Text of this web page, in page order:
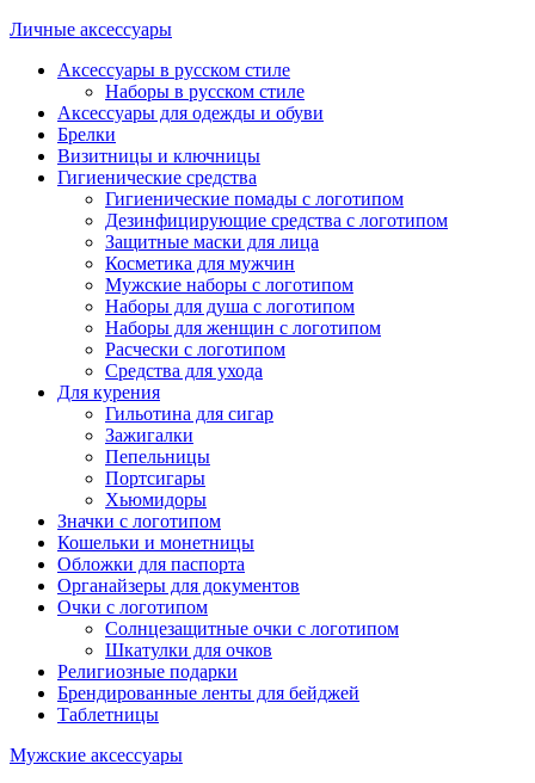
Личные аксессуары
Аксессуары в русском стиле
Наборы в русском стиле
Аксессуары для одежды и обуви
Брелки
Визитницы и ключницы
Гигиенические средства
Гигиенические помады с логотипом
Дезинфицирующие средства с логотипом
Защитные маски для лица
Косметика для мужчин
Мужские наборы с логотипом
Наборы для душа с логотипом
Наборы для женщин с логотипом
Расчески с логотипом
Средства для ухода
Для курения
Гильотина для сигар
Зажигалки
Пепельницы
Портсигары
Хьюмидоры
Значки с логотипом
Кошельки и монетницы
Обложки для паспорта
Органайзеры для документов
Очки с логотипом
Солнцезащитные очки с логотипом
Шкатулки для очков
Религиозные подарки
Брендированные ленты для бейджей
Таблетницы
Мужские аксессуары